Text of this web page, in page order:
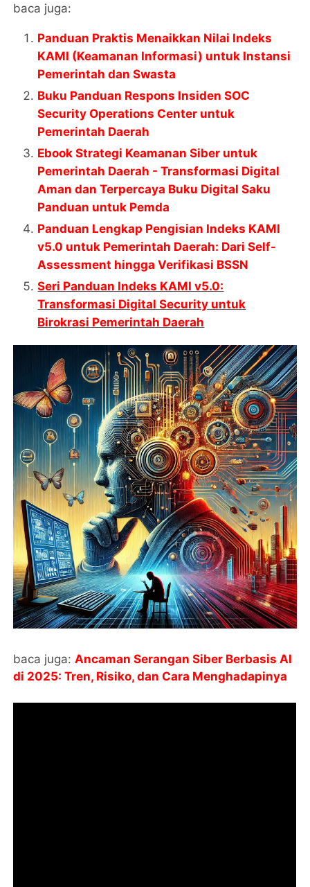
baca juga:
Panduan Praktis Menaikkan Nilai Indeks
KAMI (Keamanan Informasi) untuk Instansi
Pemerintah dan Swasta
Buku Panduan Respons Insiden SOC
Security Operations Center untuk
Pemerintah Daerah
Ebook Strategi Keamanan Siber untuk
Pemerintah Daerah - Transformasi Digital
Aman dan Terpercaya Buku Digital Saku
Panduan untuk Pemda
Panduan Lengkap Pengisian Indeks KAMI
v5.0 untuk Pemerintah Daerah: Dari Self-
Assessment hingga Verifikasi BSSN
Seri Panduan Indeks KAMI v5.0:
Transformasi Digital Security untuk
Birokrasi Pemerintah Daerah
baca juga:Ancaman Serangan Siber Berbasis AI
di 2025: Tren, Risiko, dan Cara Menghadapinya